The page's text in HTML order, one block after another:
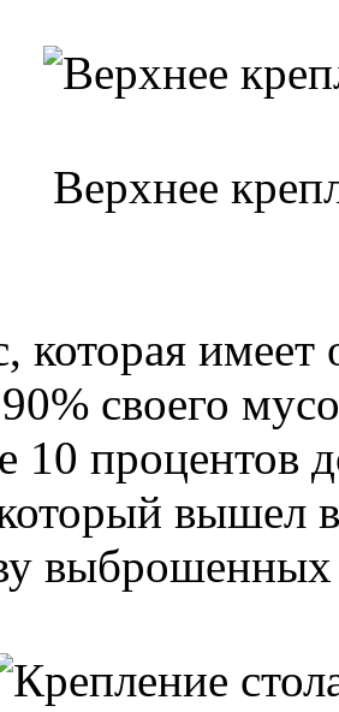
Верхнее
которая
своего
10 процентов
вышел